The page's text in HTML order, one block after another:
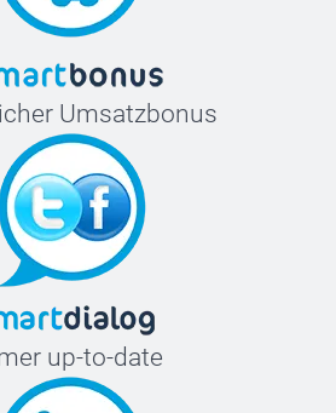
Umsatzbonus
up-to-date